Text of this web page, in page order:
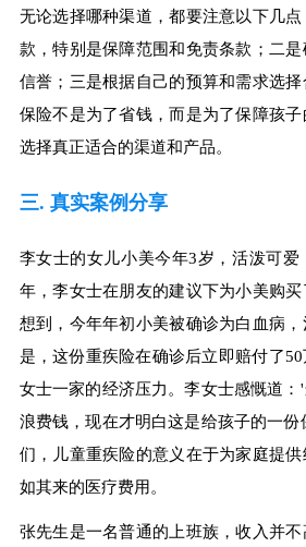
无论选择哪种渠道，都要注意以下几
款，特别是保障范围和免责条款；二
信誉；三是根据自己的预算和需求选
保险不是为了省钱，而是为了保障孩
选择真正适合的渠道和产品。
三. 真实案例分享
李女士的女儿小美今年3岁，活泼可爱
年，李女士在朋友的建议下为小美购
想到，今年年初小美被确诊为白血病
是，这份重疾险在确诊后立即赔付了
女士一家的经济压力。李女士感慨道
浪费钱，现在才明白这是给孩子的一
们，儿童重疾险的意义在于为家庭提
如其来的医疗费用。
张先生是一名普通的上班族，收入并